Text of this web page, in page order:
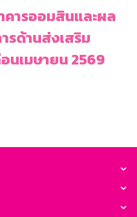
คารออมสินและผล
รด้านส่งเสริม
นเมษายน 2569